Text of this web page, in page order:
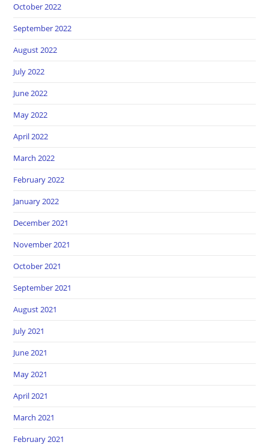
October 2022
September 2022
August 2022
July 2022
June 2022
May 2022
April 2022
March 2022
February 2022
January 2022
December 2021
November 2021
October 2021
September 2021
August 2021
July 2021
June 2021
May 2021
April 2021
March 2021
February 2021